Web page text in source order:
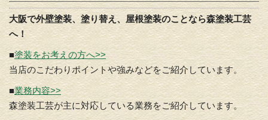
大阪で外壁塗装、塗り替え、屋根塗装のことなら森塗装工芸
へ！
■塗装をお考えの方へ>>
当店のこだわりポイントや強みなどをご紹介しています。
■業務内容>>
森塗装工芸が主に対応している業務をご紹介しています。